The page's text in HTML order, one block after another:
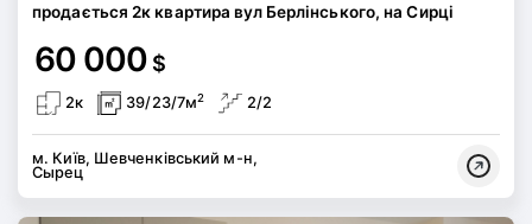
продається 2к квартира вул Берлінського, на Сирці
60 000 $
2к 39/23/7м2 2/2
м. Київ, Шевченківський м-н,
Сырец